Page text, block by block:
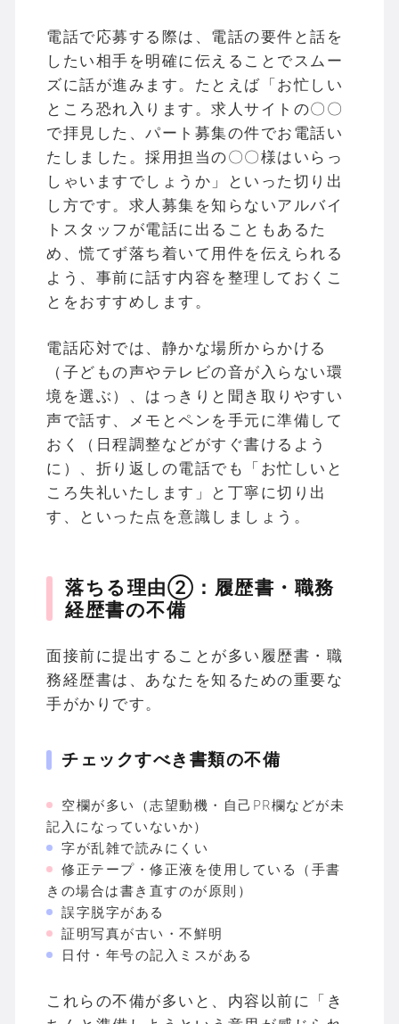
電話で応募する際は、電話の要件と話を
したい相手を明確に伝えることでスムー
ズに話が進みます。たとえば「お忙しい
ところ恐れ入ります。求人サイトの〇〇
で拝見した、パート募集の件でお電話い
たしました。採用担当の〇〇様はいらっ
しゃいますでしょうか」といった切り出
し方です。求人募集を知らないアルバイ
トスタッフが電話に出ることもあるた
め、慌てず落ち着いて用件を伝えられる
よう、事前に話す内容を整理しておくこ
とをおすすめします。
電話応対では、静かな場所からかける
（子どもの声やテレビの音が入らない環
境を選ぶ）、はっきりと聞き取りやすい
声で話す、メモとペンを手元に準備して
おく（日程調整などがすぐ書けるよう
に）、折り返しの電話でも「お忙しいと
ころ失礼いたします」と丁寧に切り出
す、といった点を意識しましょう。
落ちる理由②：履歴書・職務
経歴書の不備
面接前に提出することが多い履歴書・職
務経歴書は、あなたを知るための重要な
手がかりです。
チェックすべき書類の不備
空欄が多い（志望動機・自己PR欄などが未
記入になっていないか）
字が乱雑で読みにくい
修正テープ・修正液を使用している（手書
きの場合は書き直すのが原則）
誤字脱字がある
証明写真が古い・不鮮明
日付・年号の記入ミスがある
これらの不備が多いと、内容以前に「き